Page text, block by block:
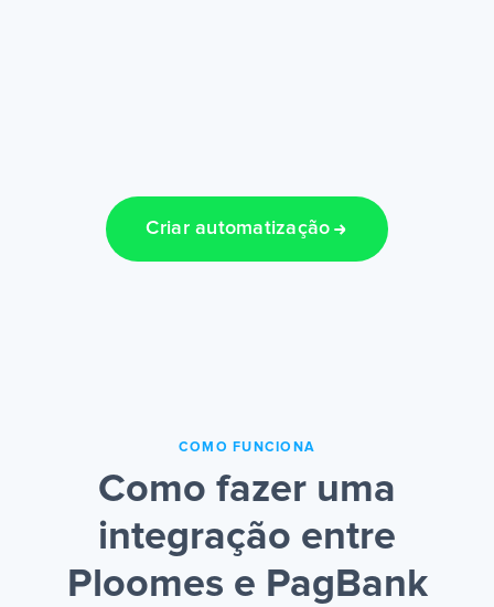
Criar automatização
COMO FUNCIONA
Como fazer uma
integração entre
Ploomes e PagBank